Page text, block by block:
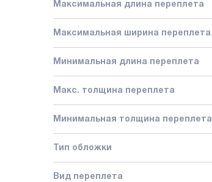
Максимальная длина переплета
Максимальная ширина переплета
Минимальная длина переплета
Макс. толщина переплета
Минимальная толщина переплета
Тип обложки
Вид переплета